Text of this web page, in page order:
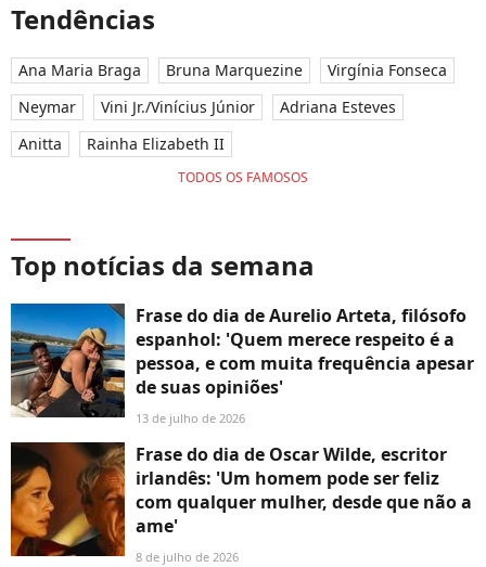
Tendências
Ana Maria Braga Bruna Marquezine
Virgínia Fonseca
Neymar
Vini Jr./Vinícius Júnior
Adriana Esteves
Anitta
Rainha Elizabeth II
TODOS OS FAMOSOS
Top notícias da semana
Frase do dia de Aurelio Arteta, filósofo
espanhol: 'Quem merece respeito é a
pessoa, e com muita frequência apesar
de suas opiniões'
13 de julho de 2026
Frase do dia de Oscar Wilde, escritor
irlandês: 'Um homem pode ser feliz
com qualquer mulher, desde que não a
ame'
8 de julho de 2026